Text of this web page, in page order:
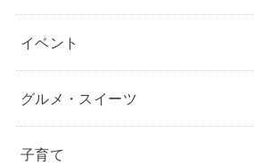
イベント
グルメ・スイーツ
子育て